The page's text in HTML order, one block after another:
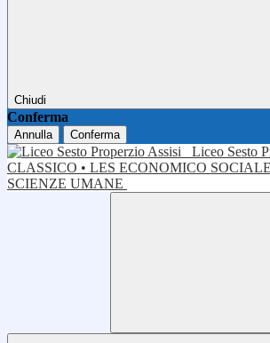
Chiudi
Conferma
Annulla Conferma
Liceo Sesto
CLASSICO • LES ECONOMICO
SCIENZE UMANE